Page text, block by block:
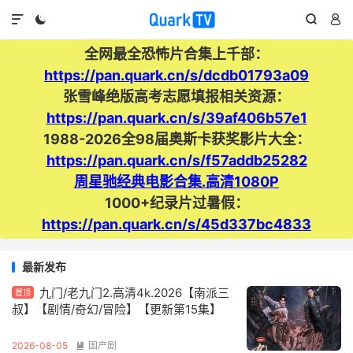
  

全网最全恐怖片合集上千部：
https://pan.quark.cn/s/dcdb01793a09
张雪峰绝版高考志愿填报相关资源：
https://pan.quark.cn/s/39af406b57e1
1988-2026全98届奥斯卡获奖影片大全：
https://pan.quark.cn/s/f57addb25282
周星驰经典电影合集.高清1080P
1000+纪录片过暑假：
https://pan.quark.cn/s/45d337bc4833
最新发布
置顶
九门/老九门2.高清4k.2026【南派三
叔】【剧情/奇幻/冒险】【更新第15集】
2026-08-05  国产剧